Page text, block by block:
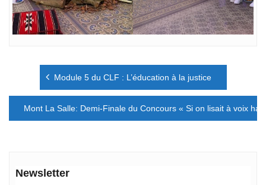
Navigation
l’article
Module 5 du CLF : L’éducation à la justice
Mont La Salle: Demi-Finale du Concours « Si on lisait à voix
Newsletter